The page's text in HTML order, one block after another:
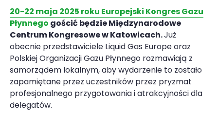
20-22 maja 2025 roku Europejski Kongres Gazu
Płynnego gościć będzie Międzynarodowe
Centrum Kongresowe w Katowicach.Już
obecnie przedstawiciele Liquid Gas Europe oraz
Polskiej Organizacji Gazu Płynnego rozmawiają z
samorządem lokalnym, aby wydarzenie to zostało
zapamiętane przez uczestników przez pryzmat
profesjonalnego przygotowania i atrakcyjności dla
delegatów.